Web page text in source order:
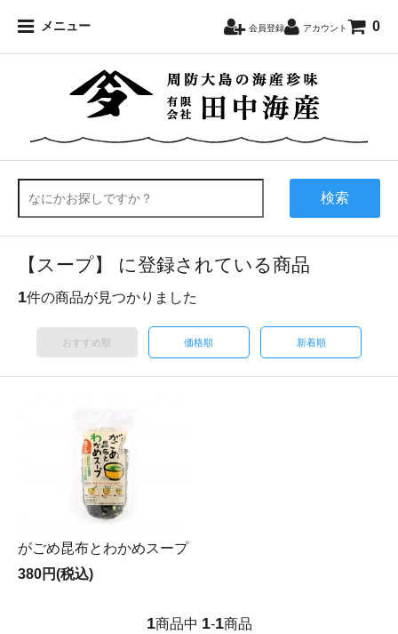
メニュー 会員登録 アカウント 0
検索
【スープ】 に登録されている商品
1件の商品が見つかりました
おすすめ順 価格順 新着順
がごめ昆布とわかめスープ
380円(税込)
1商品中 1-1商品